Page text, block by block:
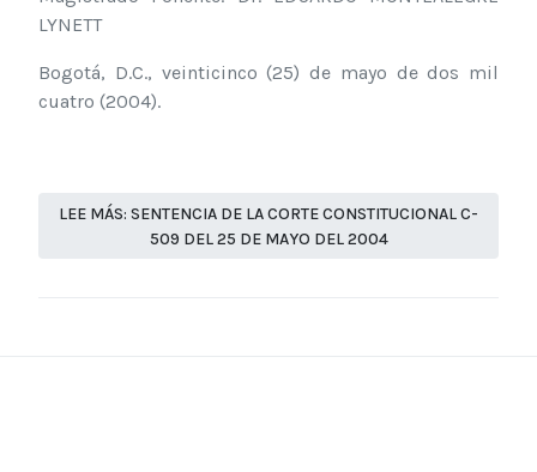
LYNETT
Bogotá, D.C., veinticinco (25) de mayo de dos mil
cuatro (2004).
LEE MÁS: SENTENCIA DE LA CORTE CONSTITUCIONAL C-
509 DEL 25 DE MAYO DEL 2004